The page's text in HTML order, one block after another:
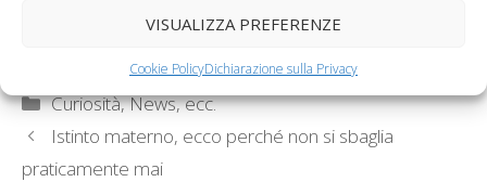
VISUALIZZA PREFERENZE
Cookie PolicyDichiarazione sulla Privacy
importante per i
mani, ecco come
Categorie
Curiosità, News, ecc.
Istinto materno, ecco perché non si sbaglia
praticamente mai